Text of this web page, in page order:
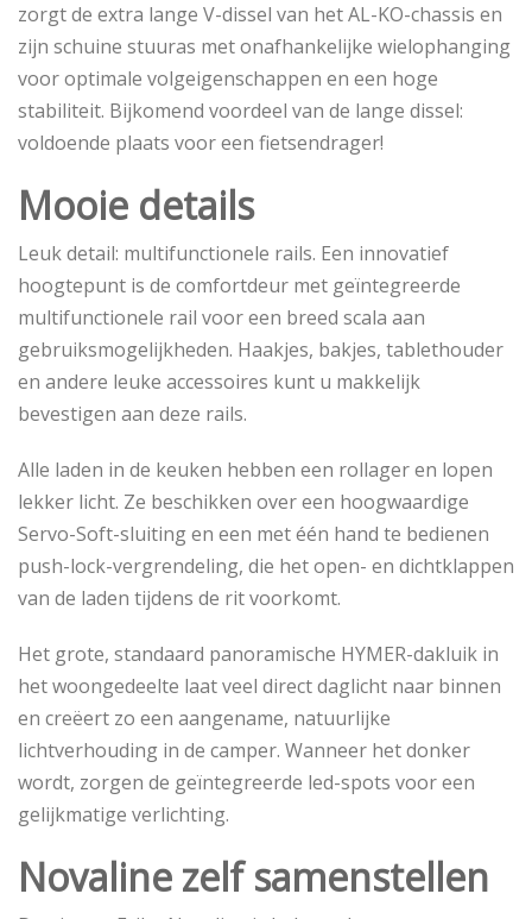
zorgt de extra lange V-dissel van het AL-KO-chassis en
zijn schuine stuuras met onafhankelijke wielophanging
voor optimale volgeigenschappen en een hoge
stabiliteit. Bijkomend voordeel van de lange dissel:
voldoende plaats voor een fietsendrager!
Mooie details
Leuk detail: multifunctionele rails. Een innovatief
hoogtepunt is de comfortdeur met geïntegreerde
multifunctionele rail voor een breed scala aan
gebruiksmogelijkheden. Haakjes, bakjes, tablethouder
en andere leuke accessoires kunt u makkelijk
bevestigen aan deze rails.
Alle laden in de keuken hebben een rollager en lopen
lekker licht. Ze beschikken over een hoogwaardige
Servo-Soft-sluiting en een met één hand te bedienen
push-lock-vergrendeling, die het open- en dichtklappen
van de laden tijdens de rit voorkomt.
Het grote, standaard panoramische HYMER-dakluik in
het woongedeelte laat veel direct daglicht naar binnen
en creëert zo een aangename, natuurlijke
lichtverhouding in de camper. Wanneer het donker
wordt, zorgen de geïntegreerde led-spots voor een
gelijkmatige verlichting.
Novaline zelf samenstellen